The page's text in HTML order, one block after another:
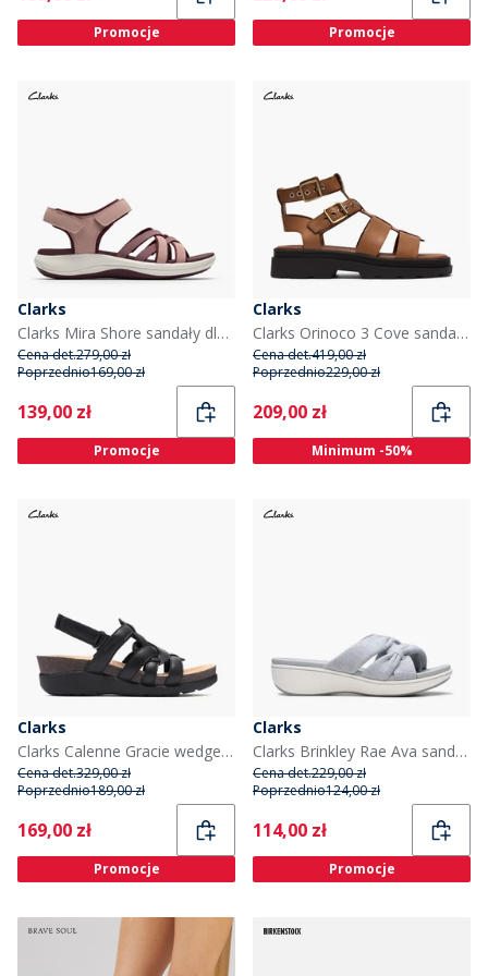
Promocje Promocje
Clarks
Clarks Mira Shore sandały dla niej kolor Maroon
Cena det.279,00 zł
Poprzednio169,00 zł
Current
139,00 zł
Promocje
Clarks
Clarks Orinoco 3 Cove sandały dla niej kolor Tan Leather
Cena det.419,00 zł
Poprzednio229,00 zł
Current
209,00 zł
Minimum -50%
Clarks
Clarks Calenne Gracie wedge sandały dla niej kolor Black Combi
Cena det.329,00 zł
Poprzednio189,00 zł
Current
169,00 zł
Promocje
Clarks
Clarks Brinkley Rae Ava sandały dla niej kolor Light Grey
Cena det.229,00 zł
Poprzednio124,00 zł
Current
114,00 zł
Promocje